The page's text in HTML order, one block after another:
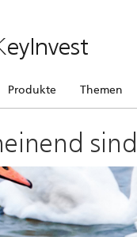
Produkte Themen